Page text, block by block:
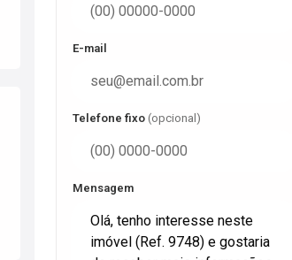
E-mail
Telefone fixo (opcional)
Mensagem